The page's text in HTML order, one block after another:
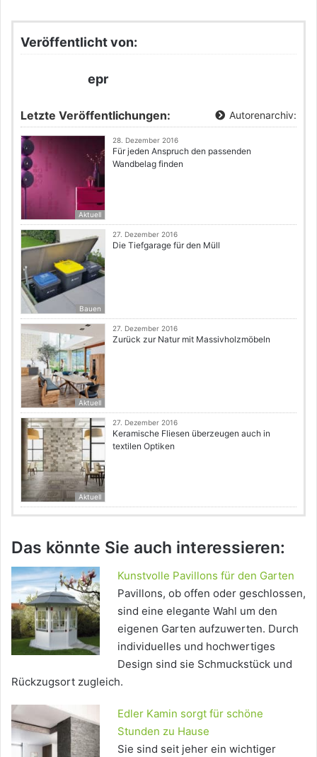
Veröffentlicht von:
epr
Letzte Veröffentlichungen: Autorenarchiv:
Aktuell
28. Dezember 2016
Für jeden Anspruch den passenden
Wandbelag finden
Bauen
27. Dezember 2016
Die Tiefgarage für den Müll
Aktuell
27. Dezember 2016
Zurück zur Natur mit Massivholzmöbeln
Aktuell
27. Dezember 2016
Keramische Fliesen überzeugen auch in
textilen Optiken
Das könnte Sie auch interessieren:
Kunstvolle Pavillons für den Garten
Pavillons, ob offen oder geschlossen,
sind eine elegante Wahl um den
eigenen Garten aufzuwerten. Durch
individuelles und hochwertiges
Design sind sie Schmuckstück und
Rückzugsort zugleich.
Edler Kamin sorgt für schöne
Stunden zu Hause
Sie sind seit jeher ein wichtiger